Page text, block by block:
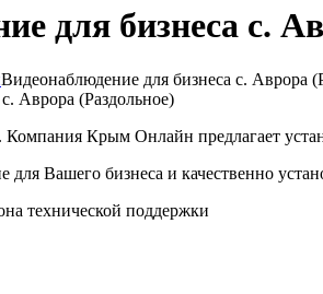
для бизнеса с.
Видеонаблюдение для бизнеса с. Аврора
Аврора (Раздольное)
Компания Крым Онлайн предлагает
Вашего бизнеса и качественно
технической поддержки